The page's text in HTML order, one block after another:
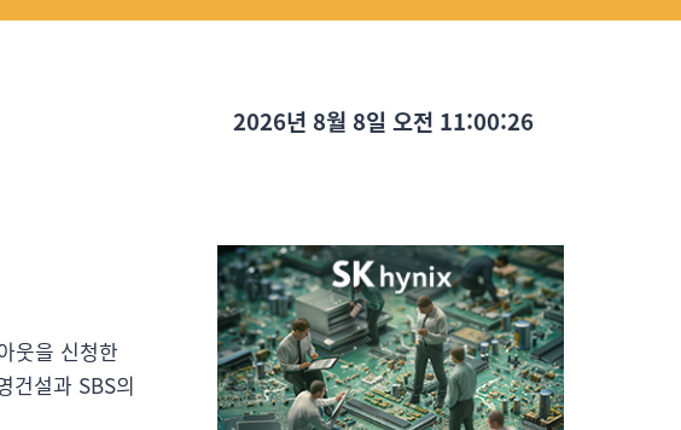
웃을 신청한
건설과 SBS의
2026년 8월 8일 오전 11:00:27